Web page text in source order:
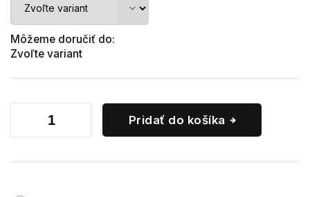
Môžeme doručiť do:
Zvoľte variant
Pridať do košíka